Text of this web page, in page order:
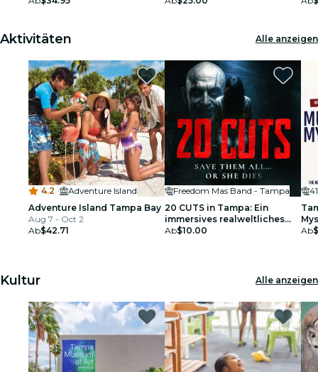
Aktivitäten Alle anzeigen
4.2 ·
Adventure Island
Adventure Island Tampa Bay
Aug 7 - Oct 2
Ab$42.71
Freedom Mas Band - Tampa
20 CUTS in Tampa: Ein
immersives realweltliches
Thriller-Spiel
Ab$10.00 Ab
Kultur Alle anzeigen